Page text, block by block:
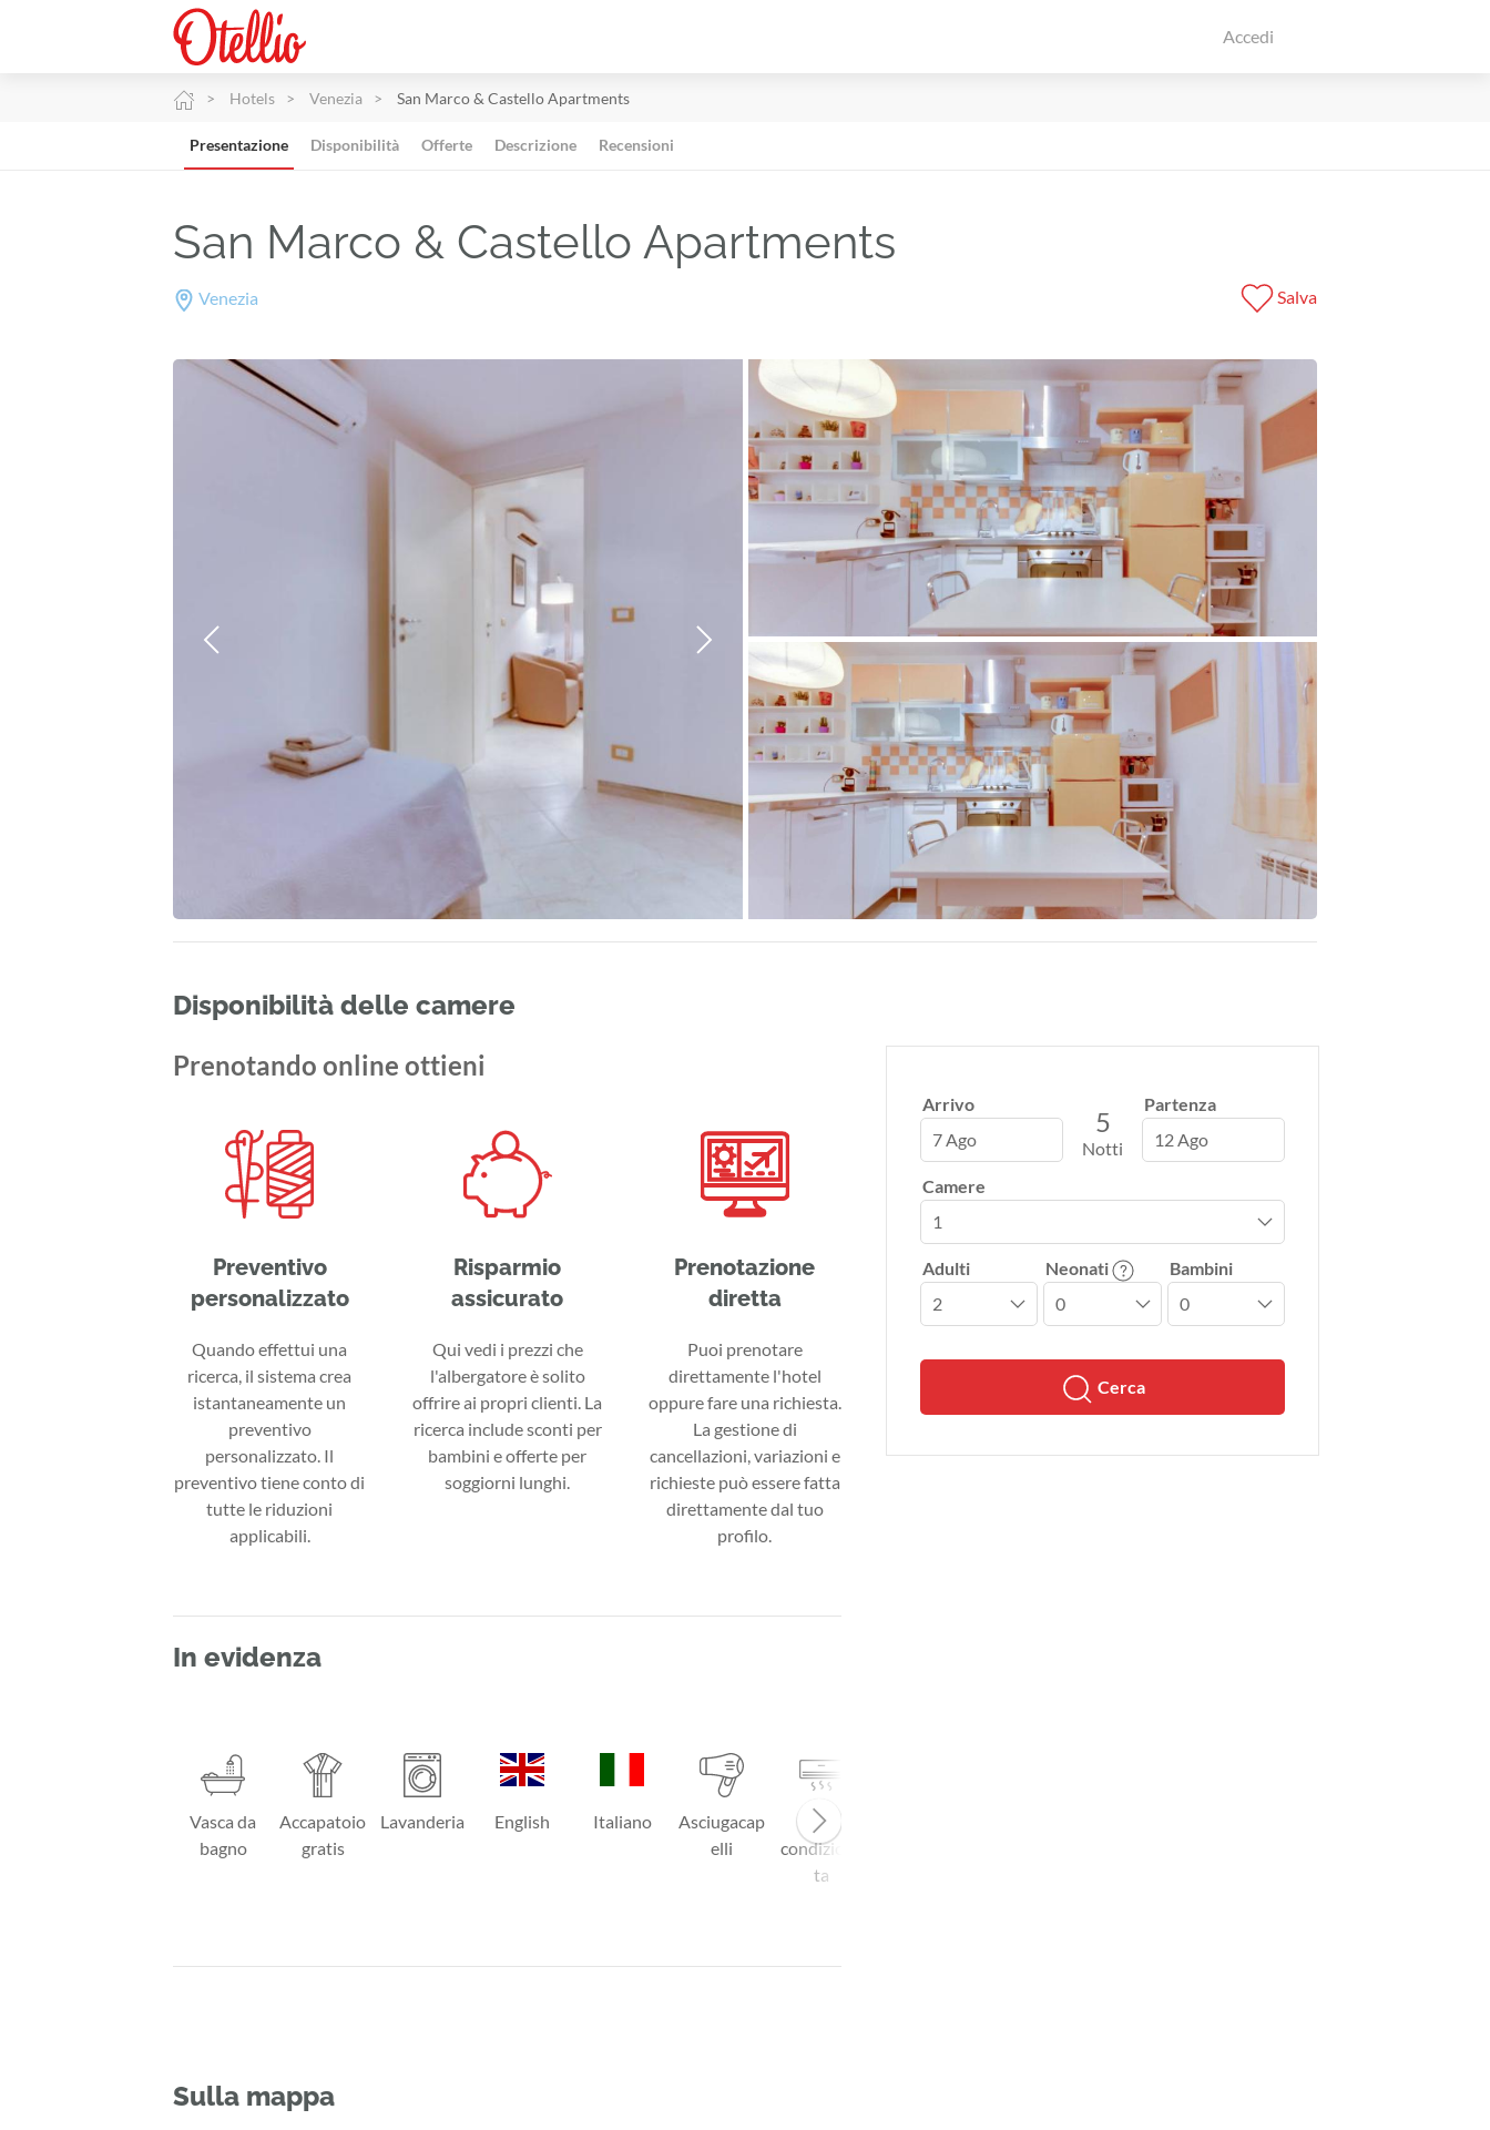
Accedi
Hotels Venezia San Marco & Castello Apartments
Presentazione Disponibilità Offerte Descrizione Recensioni
San Marco & Castello Apartments
Venezia Salva
Disponibilità delle camere
Arrivo
7 Ago
5
Notti
Partenza
12 Ago
Camere
Adulti Neonati Bambini
Cerca
Prenotando online ottieni
Preventivo
personalizzato
Quando effettui una
ricerca, il sistema crea
istantaneamente un
preventivo
personalizzato. Il
preventivo tiene conto di
tutte le riduzioni
applicabili.
Risparmio
assicurato
Qui vedi i prezzi che
l'albergatore è solito
offrire ai propri clienti. La
ricerca include sconti per
bambini e offerte per
soggiorni lunghi.
Prenotazione
diretta
Puoi prenotare
direttamente l'hotel
oppure fare una richiesta.
La gestione di
cancellazioni, variazioni e
richieste può essere fatta
direttamente dal tuo
profilo.
In evidenza
Vasca da
bagno
Accapatoio
gratis
Lavanderia English Italiano
Asciugacap
elli
Aria
condiziona
ta
Sulla mappa